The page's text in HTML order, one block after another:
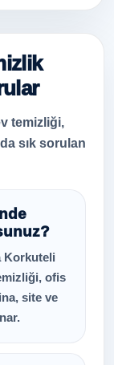
temizliği,
sık sorulan
Korkuteli
ofis
site ve